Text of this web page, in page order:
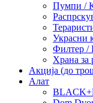
Пумпи /
Украсни
Филтер /
Храна за
Акција (до
Алат